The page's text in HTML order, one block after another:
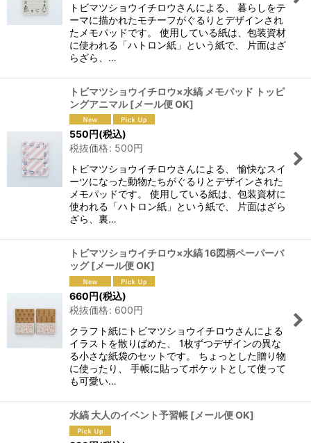
トビマツショウイチロウさんによる、 暮らしをテ
ーマに描かれたモチーフがぐるりとデザインされ
たメモパッドです。 使用している紙は、包装資材
に使われる「ハトロン紙」という紙で、 片面はざ
らざら、…
トビマツショウイチロウ×水縞 メモパッド トッピ
ングアニマル [メール便 OK]
550円(税込)
税抜価格: 500円
トビマツショウイチロウさんによる、 愉快なスイ
ーツになった動物たちがぐるりとデザインされた
メモパッドです。 使用している紙は、包装資材に
使われる「ハトロン紙」という紙で、 片面はざら
ざら、裏…
トビマツショウイチロウ×水縞 16図柄ペーパーバ
ッグ [メール便 OK]
660円(税込)
税抜価格: 600円
クラフト紙にトビマツショウイチロウさんによる
イラストを散りばめた、 1枚ずつデザインの異な
る小さな紙袋のセットです。 ちょっとした贈り物
に使ったり、 手帳に貼ってポケットとして使って
も可愛い…
水縞 大人のイベント予習帳 [メール便 OK]